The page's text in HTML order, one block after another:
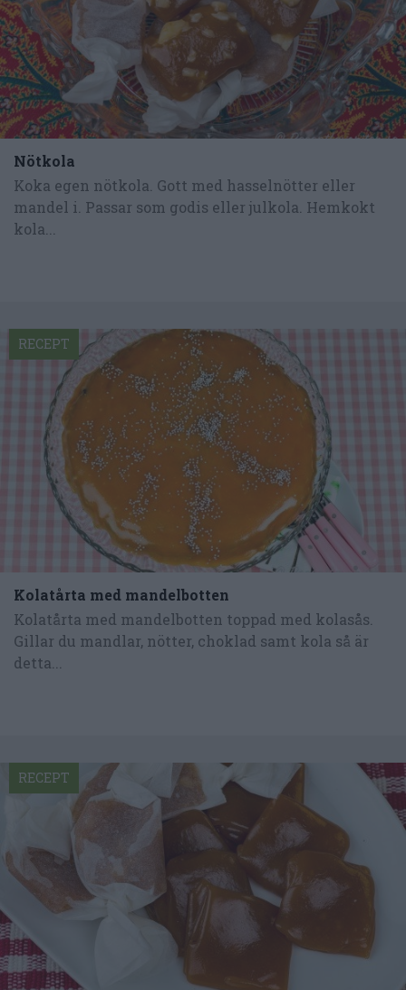
Nötkola
Koka egen nötkola. Gott med hasselnötter eller
mandel i. Passar som godis eller julkola. Hemkokt
kola...
Kolatårta med mandelbotten
Kolatårta med mandelbotten toppad med kolasås.
Gillar du mandlar, nötter, choklad samt kola så är
detta...
RECEPT
RECEPT